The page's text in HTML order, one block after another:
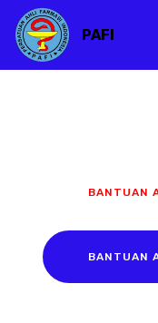
PAFI
BANTUAN
BANTUAN